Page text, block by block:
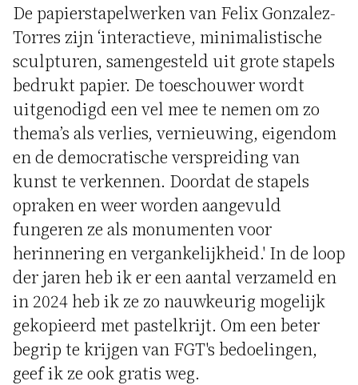
De papierstapelwerken van Felix Gonzalez-
Torres zijn ‘interactieve, minimalistische
sculpturen, samengesteld uit grote stapels
bedrukt papier. De toeschouwer wordt
uitgenodigd een vel mee te nemen om zo
thema’s als verlies, vernieuwing, eigendom
en de democratische verspreiding van
kunst te verkennen. Doordat de stapels
opraken en weer worden aangevuld
fungeren ze als monumenten voor
herinnering en vergankelijkheid.' In de loop
der jaren heb ik er een aantal verzameld en
in 2024 heb ik ze zo nauwkeurig mogelijk
gekopieerd met pastelkrijt. Om een beter
begrip te krijgen van FGT's bedoelingen,
geef ik ze ook gratis weg.